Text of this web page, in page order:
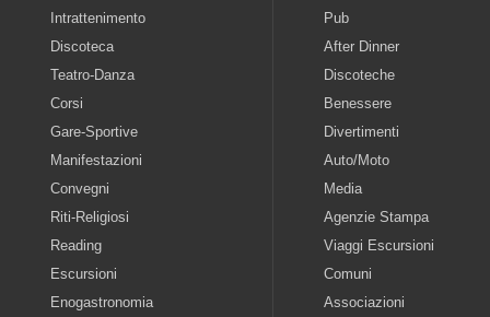
Intrattenimento
Discoteca
Teatro-Danza
Corsi
Gare-Sportive
Manifestazioni
Convegni
Riti-Religiosi
Reading
Escursioni
Enogastronomia
Pub
After Dinner
Discoteche
Benessere
Divertimenti
Auto/Moto
Media
Agenzie Stampa
Viaggi Escursioni
Comuni
Associazioni